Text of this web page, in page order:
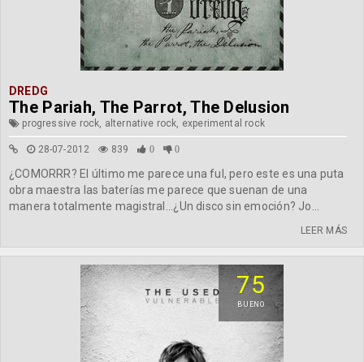
DREDG
The Pariah, The Parrot, The Delusion
progressive rock, alternative rock, experimental rock
28-07-2012 839 0 0
¿COMORRR? El último me parece una ful, pero este es una puta
obra maestra las baterías me parece que suenan de una
manera totalmente magistral...¿Un disco sin emoción? Jo...
LEER MÁS
75
BUENO